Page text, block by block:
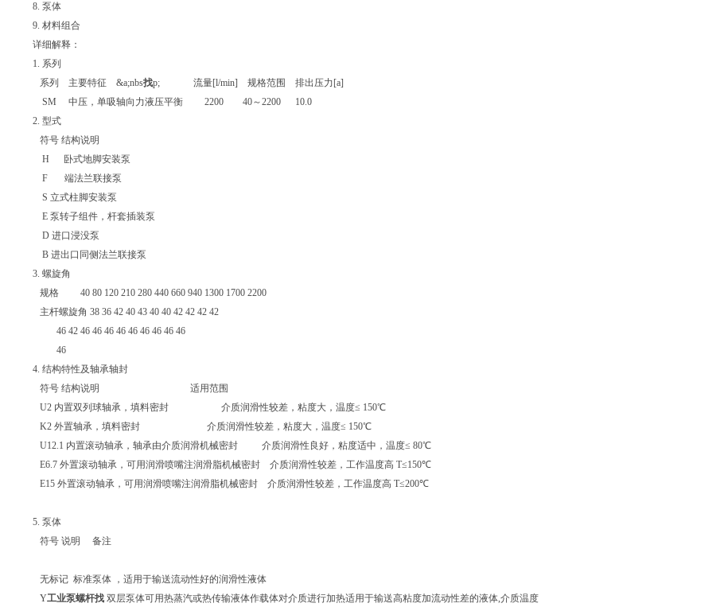
8. 泵体
9. 材料组合
详细解释：
1. 系列
系列 主要特征 &a;nbs找p; 流量[l/min] 规格范围 排出压力[a]
SM 中压，单吸轴向力液压平衡 2200 40～2200 10.0
2. 型式
符号 结构说明
H 卧式地脚安装泵
F 端法兰联接泵
S 立式柱脚安装泵
E 泵转子组件，杆套插装泵
D 进口浸没泵
B 进出口同侧法兰联接泵
3. 螺旋角
规格 40 80 120 210 280 440 660 940 1300 1700 2200
主杆螺旋角 38 36 42 40 43 40 40 42 42 42 42
46 42 46 46 46 46 46 46 46 46 46
46
4. 结构特性及轴承轴封
符号 结构说明 适用范围
U2 内置双列球轴承，填料密封 介质润滑性较差，粘度大，温度≤ 150℃
K2 外置轴承，填料密封 介质润滑性较差，粘度大，温度≤ 150℃
U12.1 内置滚动轴承，轴承由介质润滑机械密封 介质润滑性良好，粘度适中，温度≤ 80℃
E6.7 外置滚动轴承，可用润滑喷嘴注润滑脂机械密封 介质润滑性较差，工作温度高 T≤150℃
E15 外置滚动轴承，可用润滑喷嘴注润滑脂机械密封 介质润滑性较差，工作温度高 T≤200℃
5. 泵体
符号 说明 备注
无标记 标准泵体 ，适用于输送流动性好的润滑性液体
Y工业泵螺杆找 双层泵体可用热蒸汽或热传输液体作载体对介质进行加热适用于输送高粘度加流动性差的液体,介质温度